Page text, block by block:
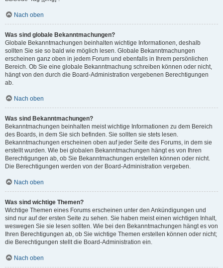
Nach oben
Was sind globale Bekanntmachungen?
Globale Bekanntmachungen beinhalten wichtige Informationen, deshalb
sollten Sie sie so bald wie möglich lesen. Globale Bekanntmachungen
erscheinen ganz oben in jedem Forum und ebenfalls in Ihrem persönlichen
Bereich. Ob Sie eine globale Bekanntmachung schreiben können oder nicht,
hängt von den durch die Board-Administration vergebenen Berechtigungen
ab.
Nach oben
Was sind Bekanntmachungen?
Bekanntmachungen beinhalten meist wichtige Informationen zu dem Bereich
des Boards, in dem Sie sich befinden. Sie sollten sie stets lesen.
Bekanntmachungen erscheinen oben auf jeder Seite des Forums, in dem sie
erstellt wurden. Wie bei globalen Bekanntmachungen hängt es von Ihren
Berechtigungen ab, ob Sie Bekanntmachungen erstellen können oder nicht.
Die Berechtigungen werden von der Board-Administration vergeben.
Nach oben
Was sind wichtige Themen?
Wichtige Themen eines Forums erscheinen unter den Ankündigungen und
sind nur auf der ersten Seite zu sehen. Sie haben meist einen wichtigen Inhalt,
weswegen Sie sie lesen sollten. Wie bei den Bekanntmachungen hängt es von
Ihren Berechtigungen ab, ob Sie wichtige Themen erstellen können oder nicht;
die Berechtigungen stellt die Board-Administration ein.
Nach oben